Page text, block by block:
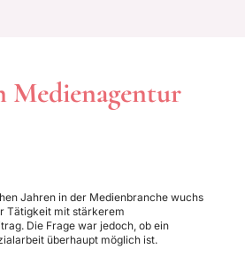
Medienagentur
Jahren in der Medienbranche wuchs
Tätigkeit mit stärkerem
Die Frage war jedoch, ob ein
überhaupt möglich ist.